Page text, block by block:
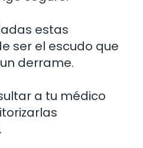
estas
ser el escudo que
derrame.
a tu médico